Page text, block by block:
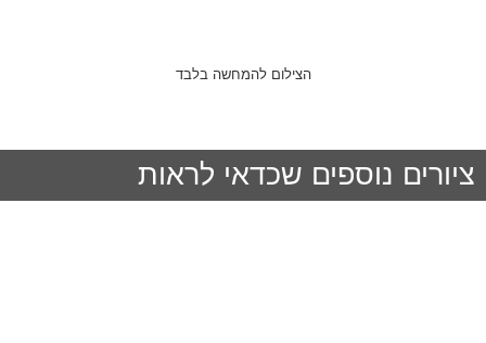
הצילום להמחשה בלבד
ציורים נוספים שכדאי לראות